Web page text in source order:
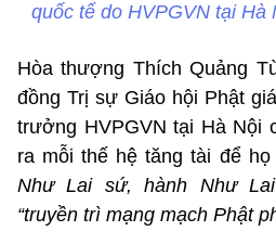
quốc tế do HVPGVN tại Hà
Hòa thượng Thích Quảng
đồng Trị sự Giáo hội Phật
trưởng HVPGVN tại Hà Nội
ra mỗi thế hệ tăng tài để
Như Lai sứ, hành Như
“truyền trì mạng mạch Phật